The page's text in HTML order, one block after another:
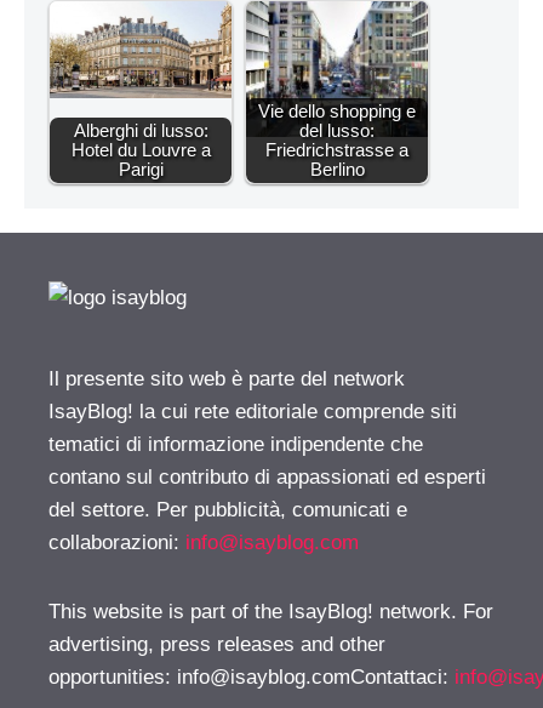
Alberghi di lusso:
Hotel du Louvre a
Parigi
Vie dello shopping e
del lusso:
Friedrichstrasse a
Berlino
Il presente sito web è parte del network
IsayBlog! la cui rete editoriale comprende siti
tematici di informazione indipendente che
contano sul contributo di appassionati ed esperti
del settore. Per pubblicità, comunicati e
collaborazioni: info@isayblog.com
This website is part of the IsayBlog! network. For
advertising, press releases and other
opportunities: info@isayblog.comContattaci: